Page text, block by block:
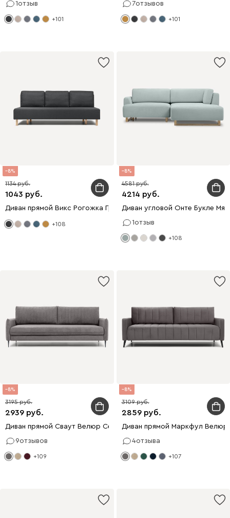
1отзыв
+101
7отзывов
+101
8
1043
1134
Диван прямой Викс Рогожка Графитовый
+108
8
4214
4581
Диван угловой Онте Букле
1отзыв
+108
8
2939
3195
Диван прямой Сваут Велюр Серый
9отзывов
+109
8
2859
3109
Диван прямой Маркфул Велюр
4отзыва
+107